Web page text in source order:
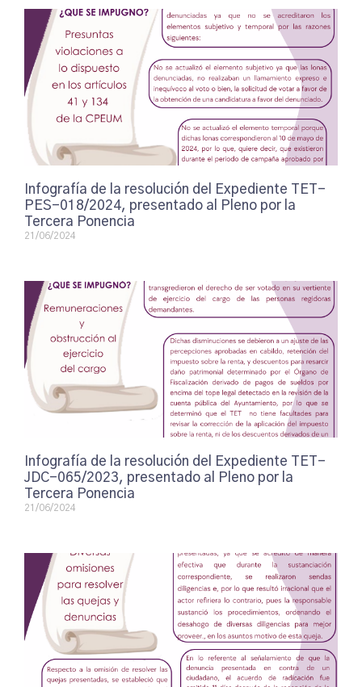
Infografía de la resolución del Expediente TET-
PES-018/2024, presentado al Pleno por la
Tercera Ponencia
21/06/2024
Infografía de la resolución del Expediente TET-
JDC-065/2023, presentado al Pleno por la
Tercera Ponencia
21/06/2024